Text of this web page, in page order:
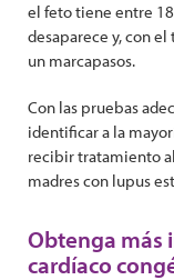
el feto tiene entre 18
desaparece y, con
un marcapasos.
Con las pruebas
identificar a la
recibir tratamiento
madres con lupus
Obtenga más
cardíaco